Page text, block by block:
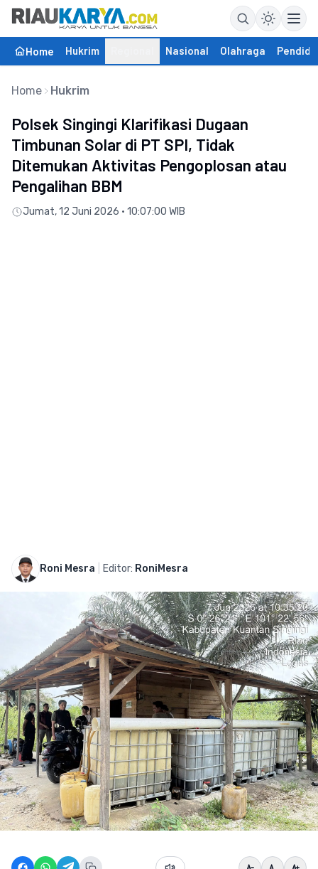
Home Hukrim Nasional Olahraga
Home Hukrim
Polsek Singingi Klarifikasi Dugaan
Timbunan Solar di PT SPI, Tidak
Ditemukan Aktivitas Pengoplosan atau
Pengalihan BBM
Jumat, 12 Juni 2026 • 10:07:00 WIB
Roni Mesra Editor: RoniMesra